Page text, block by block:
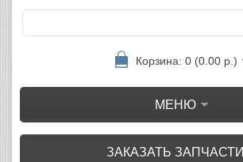
Корзина: 0 (0.00 р.)
МЕНЮ
ЗАКАЗАТЬ ЗАПЧАСТИ